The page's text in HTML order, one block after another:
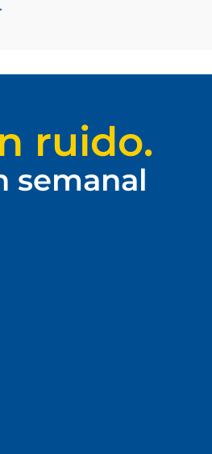
ruido.
semanal